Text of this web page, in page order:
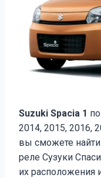
Suzuki Spacia 1
2014, 2015, 2016,
вы сможете
реле Сузуки
их расположения